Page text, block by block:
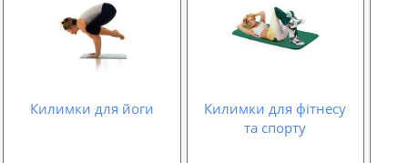
Килимки для йоги
Килимки для фітнесу
та спорту